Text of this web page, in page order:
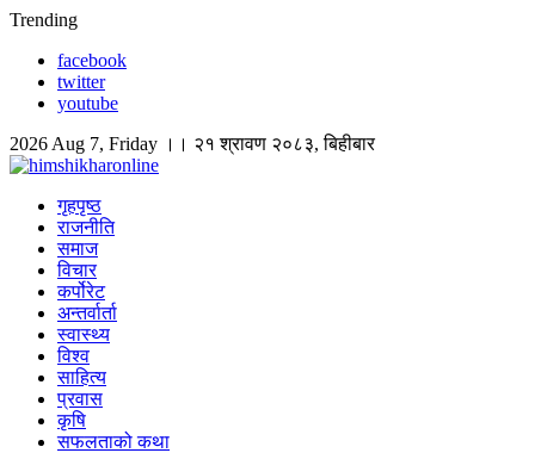
Skip
content
Trending
facebook
twitter
youtube
2026 Aug 7, Friday ।। २१ श्रावण २०८३, बिहीबार
Himshikhar Online
गृहपृष्ठ
राजनीति
समाज
विचार
कर्पोरेट
अन्तर्वार्ता
स्वास्थ्य
विश्व
साहित्य
प्रवास
कृषि
सफलताको कथा